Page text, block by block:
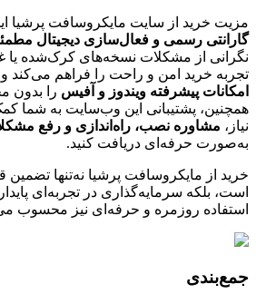
مزیت خرید از سایت مایکروسافت پرشیا
گارانتی رسمی و فعال‌سازی دیجیتال
نگرانی از مشکلات نسخه‌های کرک‌شده یا
تجربه خرید امن و راحت را فراهم می‌کند و
امکانات پیشرفته ویندوز و آفیس را بدون
همچنین، پشتیبانی این وب‌سایت به شما
نیاز، مشاوره نصب، راه‌اندازی و رفع
به‌صورت حرفه‌ای دریافت کنید.
خرید از مایکروسافت پرشیا نه‌تنها تضمین
است، بلکه سرمایه‌گذاری در تجربه‌ای
استفاده روزمره و حرفه‌ای نیز محسوب
جمع‌بندی